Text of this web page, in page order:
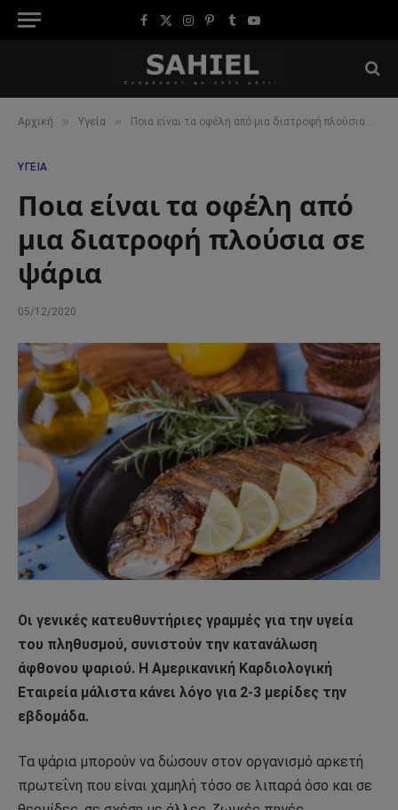
Facebook
X
Instagram
Pinterest
TumblrYouTube
Αρχική » Υγεία » Ποια είναι τα οφέλη από μια διατροφή πλούσια σε ψάρια
ΥΓΕΊΑ
Ποια είναι τα οφέλη από
μια διατροφή πλούσια σε
ψάρια
05/12/2020
Οι γενικές κατευθυντήριες γραμμές για την υγεία
του πληθυσμού, συνιστούν την κατανάλωση
άφθονου ψαριού. Η Αμερικανική Καρδιολογική
Εταιρεία μάλιστα κάνει λόγο για 2-3 μερίδες την
εβδομάδα.
Τα ψάρια μπορούν να δώσουν στον οργανισμό αρκετή
πρωτεΐνη που είναι χαμηλή τόσο σε λιπαρά όσο και σε